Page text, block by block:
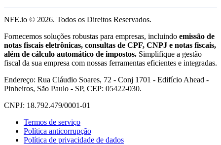
NFE.io © 2026. Todos os Direitos Reservados.
Fornecemos soluções robustas para empresas, incluindo emissão de
notas fiscais eletrônicas, consultas de CPF, CNPJ e notas fiscais,
além de cálculo automático de impostos. Simplifique a gestão
fiscal da sua empresa com nossas ferramentas eficientes e integradas.
Endereço: Rua Cláudio Soares, 72 - Conj 1701 - Edifício Ahead -
Pinheiros, São Paulo - SP, CEP: 05422-030.
CNPJ: 18.792.479/0001-01
Termos de serviço
Política anticorrupção
Política de privacidade de dados